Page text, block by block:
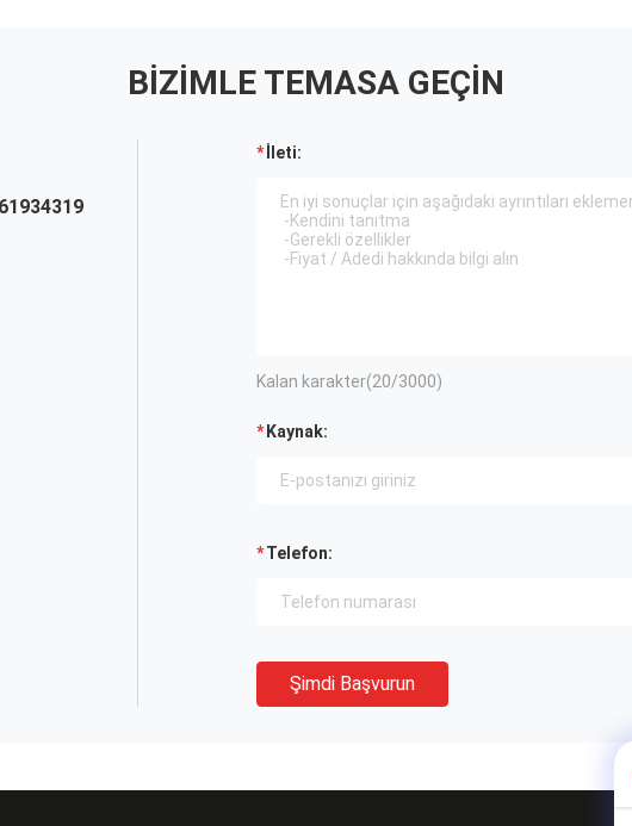
BIZIMLE TEMASA GEÇIN
İleti:
Kalan karakter(20/3000)
Kaynak:
Telefon:
Şimdi Başvurun